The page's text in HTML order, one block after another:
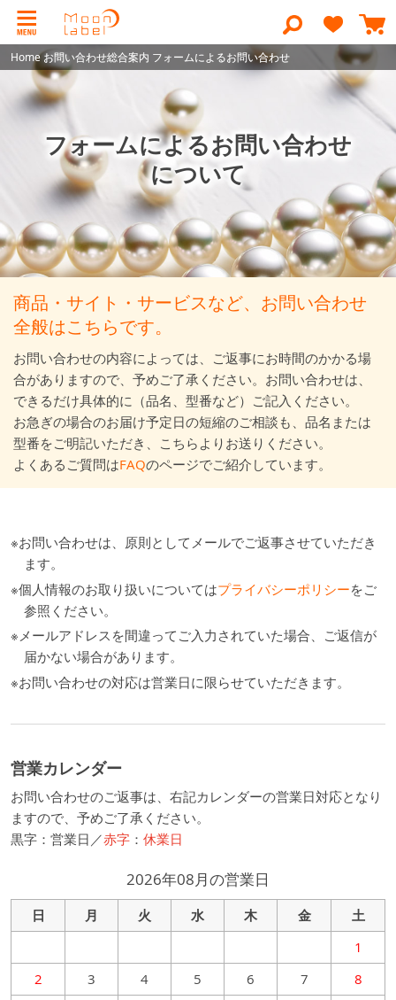
ン
テ
ツ
キ
検
索
Home お問い合わせ総合案内 フォームによるお問い合わせ
Home お問い合わせ総合案内 フォームによるお問い合わせ
フォームによるお問い合わせ
について
商品・サイト・サービスなど、 お問い合わせ
全般はこちらです。
お問い合わせの内容によっては、ご返事にお時間のかかる場
合がありますので、予めご了承ください。お問い合わせは、
できるだけ具体的に（品名、型番など）ご記入ください。
お急ぎの場合のお届け予定日の短縮のご相談も、品名または
型番をご明記いただき、こちらよりお送りください。
よくあるご質問はFAQのページでご紹介しています。
※お問い合わせは、原則としてメールでご返事させていただき
ます。
※個人情報のお取り扱いについてはプライバシーポリシーをご
参照ください。
※メールアドレスを間違ってご入力されていた場合、ご返信が
届かない場合があります。
※お問い合わせの対応は営業日に限らせていただきます。
営業カレンダー
お問い合わせのご返事は、右記カレンダーの営業日対応となり
ますので、予めご了承ください。
黒字：営業日／赤字 ： 休業日
2026年08月の営業日
日 月 火 水 木 金 土
1
2
3 4 5 6 7
8